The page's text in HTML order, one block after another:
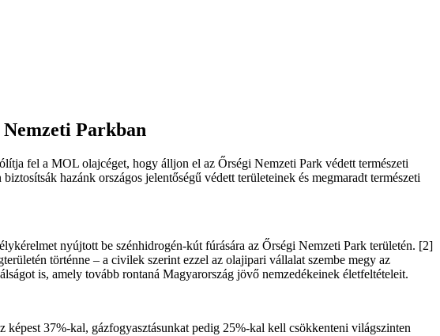
Parkban
fel a MOL olajcéget, hogy álljon el az Őrségi Nemzeti Park védett természeti
hazánk országos jelentőségű védett területeinek és megmaradt természeti
nyújtott be szénhidrogén-kút fúrására az Őrségi Nemzeti Park területén. [2]
történne – a civilek szerint ezzel az olajipari vállalat szembe megy az
is, amely tovább rontaná Magyarország jövő nemzedékeinek életfeltételeit.
37%-kal, gázfogyasztásunkat pedig 25%-kal kell csökkenteni világszinten